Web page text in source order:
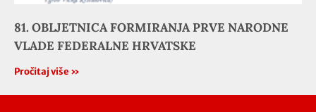
81. OBLJETNICA FORMIRANJA PRVE NARODNE
VLADE FEDERALNE HRVATSKE
Pročitaj više »